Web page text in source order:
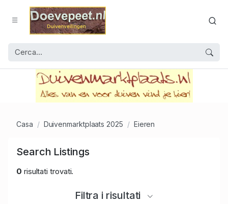
Casa Duivenmarktplaats 2025 Eieren
Search Listings
0 risultati trovati.
Filtra i risultati